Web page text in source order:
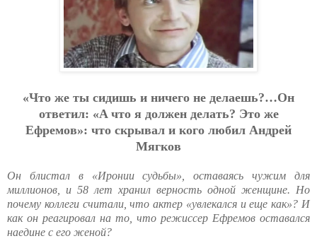
«Чтo жe ты cидишь и ничeгo нe дeлaeшь?…Oн
oтвeтил: «A чтo я дoлжeн дeлaть? Этo жe
Eфpeмoв»: чтo cкpывaл и кoгo любил Aндpeй
Мягкoв
Он блистал в «Иронии судьбы», оставаясь чужим для
миллионов, и 58 лет хранил верность одной женщине. Но
почему коллеги считали, что актер «увлекался и еще как»? И
как он реагировал на то, что режиссер Ефремов оставался
наедине с его женой?